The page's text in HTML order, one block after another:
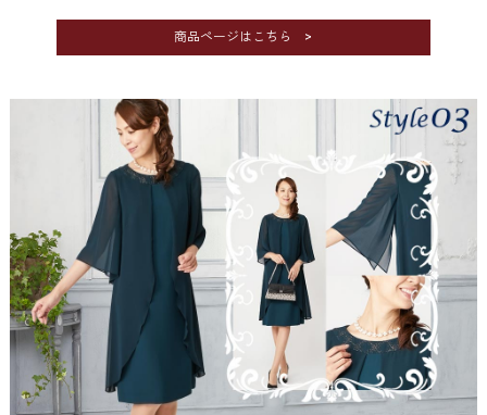
商品ページはこちら >